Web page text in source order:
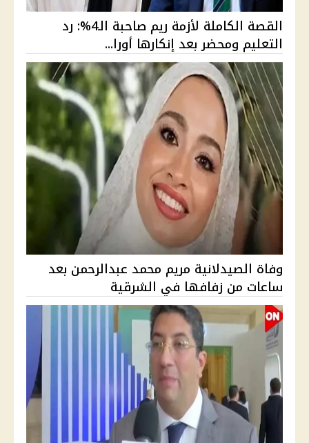
القصة الكاملة لأزمة ريم صاحبة الـ4%: رد
التعليم ومحضر بعد إنكارها أورا...
وفاة الصيدلانية مريم محمد عبدالرحمن بعد
ساعات من زفافها في الشرقية